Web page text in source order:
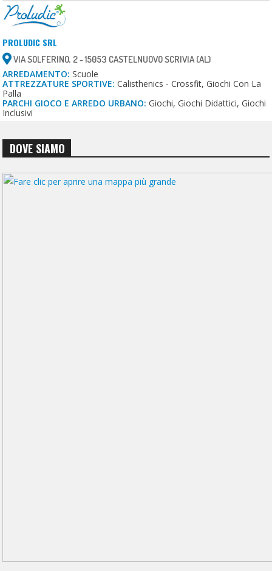
PROLUDIC SRL
VIA SOLFERINO, 2 - 15053 CASTELNUOVO SCRIVIA (AL)
ARREDAMENTO: Scuole
ATTREZZATURE SPORTIVE: Calisthenics - Crossfit, Giochi Con La
Palla
PARCHI GIOCO E ARREDO URBANO: Giochi, Giochi Didattici, Giochi
Inclusivi
DOVE SIAMO